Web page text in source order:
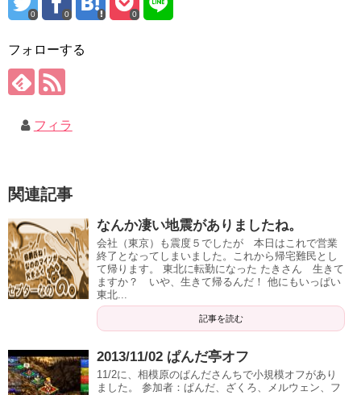
0 0 0
フォローする
フィラ
関連記事
なんか凄い地震がありましたね。
会社（東京）も震度５でしたが 本日はこれで営業
終了となってしまいました。これから帰宅難民とし
て帰ります。 東北に転勤になった たきさん 生きて
ますか？ いや、生きて帰るんだ！ 他にもいっぱい
東北...
記事を読む
2013/11/02 ぱんだ亭オフ
11/2に、相模原のぱんださんちで小規模オフがあり
ました。 参加者：ぱんだ、ざくろ、メルウェン、フ